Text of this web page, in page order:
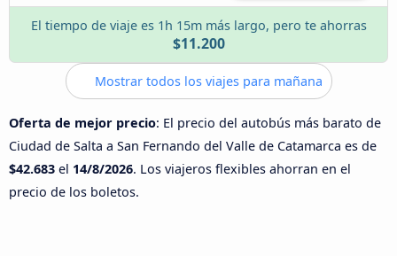
El tiempo de viaje es 1h 15m más largo, pero te ahorras
$11.200
Mostrar todos los viajes para mañana
Oferta de mejor precio: El precio del autobús más barato de
Ciudad de Salta a San Fernando del Valle de Catamarca es de
$42.683 el 14/8/2026. Los viajeros flexibles ahorran en el
precio de los boletos.